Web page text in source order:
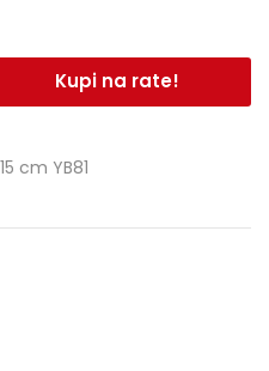
Kupi na rate!
cm YB81